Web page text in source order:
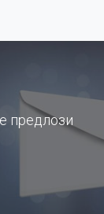
предлози